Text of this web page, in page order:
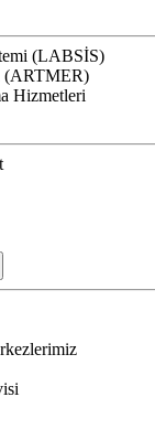
(LABSİS)
(ARTMER)
Hizmetleri